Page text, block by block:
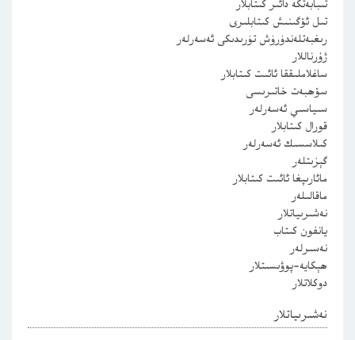
تىبابەتكە دائىر كىتابلار
تىل ئۆگىنىش كىتابلىرى
رىغبەتلەندۈرۈش تۈرىدىكى ئەسەرلەر
ژۇرناللار
ساغلاملىققا ئائىت كىتابلار
سۆھبەت خاتىرىسى
سىياسىي ئەسەرلەر
قورال كىتابلار
كىلاسسىك ئەسەرلەر
گېزىتلەر
مائارىپغا ئائىت كىتابلار
ماقالىلەر
نەشىرىياتلار
يانفون كىتاب
نەسىرلەر
ھېكايە-پوۋىسىتلار
دوكلاتلار
نەشىرىياتلار